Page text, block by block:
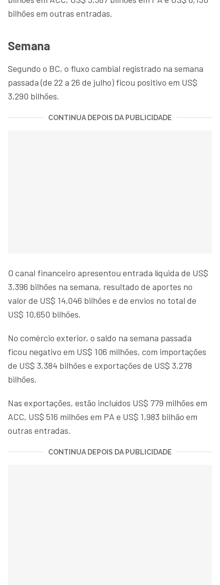
bilhões em outras entradas.
Semana
Segundo o BC, o fluxo cambial registrado na semana
passada (de 22 a 26 de julho) ficou positivo em US$
3,290 bilhões.
CONTINUA DEPOIS DA PUBLICIDADE
O canal financeiro apresentou entrada líquida de US$
3,396 bilhões na semana, resultado de aportes no
valor de US$ 14,046 bilhões e de envios no total de
US$ 10,650 bilhões.
No comércio exterior, o saldo na semana passada
ficou negativo em US$ 106 milhões, com importações
de US$ 3,384 bilhões e exportações de US$ 3,278
bilhões.
Nas exportações, estão incluídos US$ 779 milhões em
ACC, US$ 516 milhões em PA e US$ 1,983 bilhão em
outras entradas.
CONTINUA DEPOIS DA PUBLICIDADE